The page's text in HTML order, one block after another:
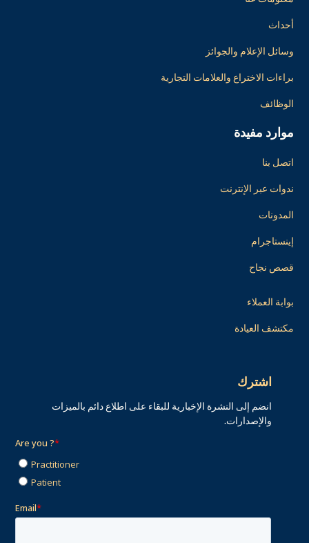
أحداث
وسائل الإعلام والجوائز
براءات الاختراع والعلامات التجارية
الوظائف
موارد مفيدة
اتصل بنا
ندوات عبر الإنترنت
المدونات
إينستاجرام
قصص نجاح
بوابة العملاء
مكتشف العيادة
اشترك
انضم إلى النشرة الإخبارية للبقاء على اطلاع دائم بالميزات
والإصدارات.